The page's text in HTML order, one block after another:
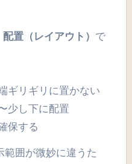
配置（レイアウト） で
ギリギリに置かない
少し下に配置
保する
範囲が微妙に違うた